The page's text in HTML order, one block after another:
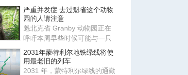
多张罚单，并逮捕了 3 名酒
严重并发症 去过魁省这个动物
园的人请注意
魁北克省 Granby 动物园正在
呼吁本周早些时候可能与一只
日本猕猴发生过肢体接触的游
客
2031年蒙特利尔地铁绿线将使
用最老旧的列车
2031 年，蒙特利尔绿线的通勤